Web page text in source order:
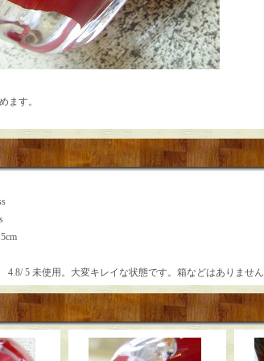
ます。
5 未使用。大変キレイな状態です。箱などはありませ